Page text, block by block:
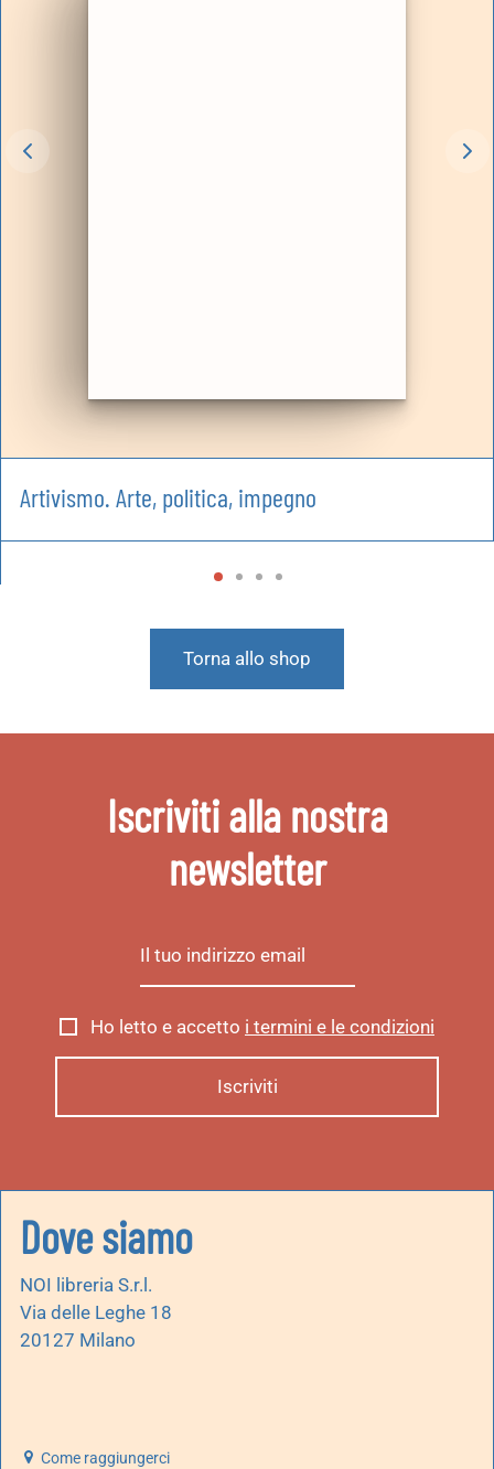
Artivismo. Arte, politica, impegno
Torna allo shop
Iscriviti alla nostra
newsletter
Ho letto e accetto i termini e le condizioni
Dove siamo
NOI libreria S.r.l.
Via delle Leghe 18
20127 Milano
Come raggiungerci